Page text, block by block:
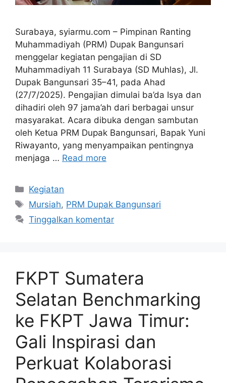
Surabaya, syiarmu.com – Pimpinan Ranting
Muhammadiyah (PRM) Dupak Bangunsari
menggelar kegiatan pengajian di SD
Muhammadiyah 11 Surabaya (SD Muhlas), Jl.
Dupak Bangunsari 35–41, pada Ahad
(27/7/2025). Pengajian dimulai ba’da Isya dan
dihadiri oleh 97 jama’ah dari berbagai unsur
masyarakat. Acara dibuka dengan sambutan
oleh Ketua PRM Dupak Bangunsari, Bapak Yuni
Riwayanto, yang menyampaikan pentingnya
menjaga … Read more
Kategori
Kegiatan
Tag
Mursiah, PRM Dupak Bangunsari
Tinggalkan komentar
FKPT Sumatera
Selatan Benchmarking
ke FKPT Jawa Timur:
Gali Inspirasi dan
Perkuat Kolaborasi